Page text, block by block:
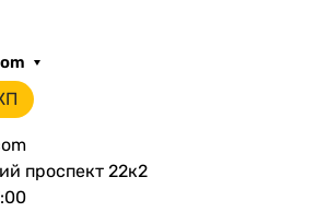
проспект 22к2